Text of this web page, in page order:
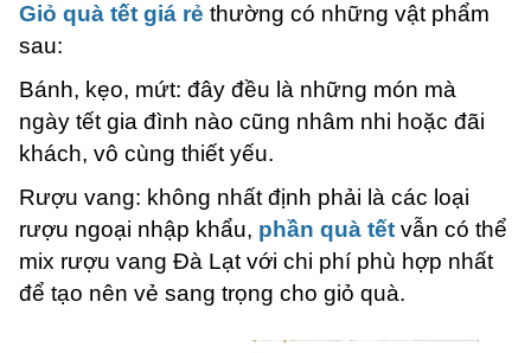
Giỏ quà tết giá rẻ thường có những vật phẩm
sau:
Bánh, kẹo, mứt: đây đều là những món mà
ngày tết gia đình nào cũng nhâm nhi hoặc đãi
khách, vô cùng thiết yếu.
Rượu vang: không nhất định phải là các loại
rượu ngoại nhập khẩu, phần quà tết vẫn có thể
mix rượu vang Đà Lạt với chi phí phù hợp nhất
để tạo nên vẻ sang trọng cho giỏ quà.